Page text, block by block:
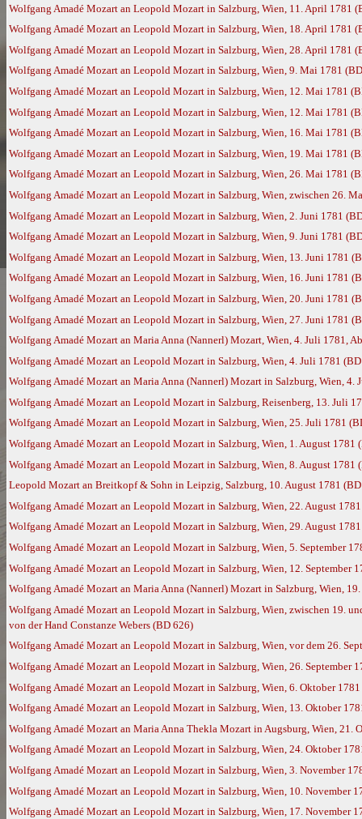
Wolfgang Amadé Mozart an Leopold Mozart in Salzburg, Wien, 11. April 1781
Wolfgang Amadé Mozart an Leopold Mozart in Salzburg, Wien, 18. April 1781
Wolfgang Amadé Mozart an Leopold Mozart in Salzburg, Wien, 28. April 1781
Wolfgang Amadé Mozart an Leopold Mozart in Salzburg, Wien, 9. Mai 1781
Wolfgang Amadé Mozart an Leopold Mozart in Salzburg, Wien, 12. Mai 1781
Wolfgang Amadé Mozart an Leopold Mozart in Salzburg, Wien, 12. Mai 1781
Wolfgang Amadé Mozart an Leopold Mozart in Salzburg, Wien, 16. Mai 1781
Wolfgang Amadé Mozart an Leopold Mozart in Salzburg, Wien, 19. Mai 1781
Wolfgang Amadé Mozart an Leopold Mozart in Salzburg, Wien, 26. Mai 1781
Wolfgang Amadé Mozart an Leopold Mozart in Salzburg, Wien, zwischen 26.
Wolfgang Amadé Mozart an Leopold Mozart in Salzburg, Wien, 2. Juni 1781
Wolfgang Amadé Mozart an Leopold Mozart in Salzburg, Wien, 9. Juni 1781
Wolfgang Amadé Mozart an Leopold Mozart in Salzburg, Wien, 13. Juni 1781
Wolfgang Amadé Mozart an Leopold Mozart in Salzburg, Wien, 16. Juni 1781
Wolfgang Amadé Mozart an Leopold Mozart in Salzburg, Wien, 20. Juni 1781
Wolfgang Amadé Mozart an Leopold Mozart in Salzburg, Wien, 27. Juni 1781
Wolfgang Amadé Mozart an Maria Anna (Nannerl) Mozart, Wien, 4. Juli 1781,
Wolfgang Amadé Mozart an Leopold Mozart in Salzburg, Wien, 4. Juli 1781
Wolfgang Amadé Mozart an Maria Anna (Nannerl) Mozart in Salzburg, Wien, 4.
Wolfgang Amadé Mozart an Leopold Mozart in Salzburg, Reisenberg, 13. Juli
Wolfgang Amadé Mozart an Leopold Mozart in Salzburg, Wien, 25. Juli 1781
Wolfgang Amadé Mozart an Leopold Mozart in Salzburg, Wien, 1. August 1781
Wolfgang Amadé Mozart an Leopold Mozart in Salzburg, Wien, 8. August 1781
Leopold Mozart an Breitkopf & Sohn in Leipzig, Salzburg, 10. August 1781
Wolfgang Amadé Mozart an Leopold Mozart in Salzburg, Wien, 22. August
Wolfgang Amadé Mozart an Leopold Mozart in Salzburg, Wien, 29. August
Wolfgang Amadé Mozart an Leopold Mozart in Salzburg, Wien, 5. September
Wolfgang Amadé Mozart an Leopold Mozart in Salzburg, Wien, 12. September
Wolfgang Amadé Mozart an Maria Anna (Nannerl) Mozart in Salzburg, Wien,
Wolfgang Amadé Mozart an Leopold Mozart in Salzburg, Wien, zwischen 19.
von der Hand Constanze Webers (BD 626)
Wolfgang Amadé Mozart an Leopold Mozart in Salzburg, Wien, vor dem 26.
Wolfgang Amadé Mozart an Leopold Mozart in Salzburg, Wien, 26. September
Wolfgang Amadé Mozart an Leopold Mozart in Salzburg, Wien, 6. Oktober
Wolfgang Amadé Mozart an Leopold Mozart in Salzburg, Wien, 13. Oktober
Wolfgang Amadé Mozart an Maria Anna Thekla Mozart in Augsburg, Wien, 21.
Wolfgang Amadé Mozart an Leopold Mozart in Salzburg, Wien, 24. Oktober
Wolfgang Amadé Mozart an Leopold Mozart in Salzburg, Wien, 3. November
Wolfgang Amadé Mozart an Leopold Mozart in Salzburg, Wien, 10. November
Wolfgang Amadé Mozart an Leopold Mozart in Salzburg, Wien, 17. November